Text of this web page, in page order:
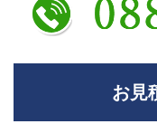
お見